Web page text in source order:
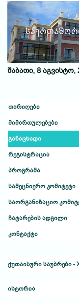
ქუთაისური
Previous
შაბათი, 8 აგვისტო,
თარიღები
მიმართულებები
განაცხადი
რეგისტრაცია
პროგრამა
სამეცნიერო კომიტეტი
საორგანიზაციო
ჩატარების ადგილი
კონტაქტი
ქუთაისური საუბრები -
ისტორია